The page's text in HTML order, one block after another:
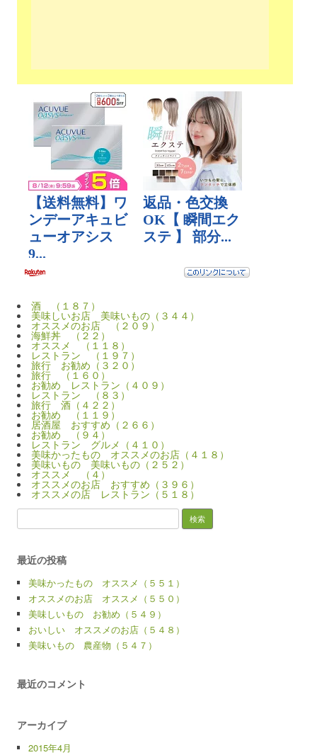
酒 （１８７）
美味しいお店 美味いもの（３４４）
オススメのお店 （２０９）
海鮮丼 （２２）
オススメ （１１８）
レストラン （１９７）
旅行 お勧め（３２０）
旅行 （１６０）
お勧め レストラン（４０９）
レストラン （８３）
旅行 酒（４２２）
お勧め （１１９）
居酒屋 おすすめ（２６６）
お勧め （９４）
レストラン グルメ（４１０）
美味かったもの オススメのお店（４１８）
美味いもの 美味いもの（２５２）
オススメ （４）
オススメのお店 おすすめ（３９６）
オススメの店 レストラン（５１８）
索:
最近の投稿
美味かったもの オススメ（５５１）
オススメのお店 オススメ（５５０）
美味しいもの お勧め（５４９）
おいしい オススメのお店（５４８）
美味いもの 農産物（５４７）
最近のコメント
アーカイブ
2015年4月